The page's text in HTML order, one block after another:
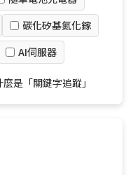
碳化矽基氮化鎵
AI伺服器
麼是「關鍵字追蹤」